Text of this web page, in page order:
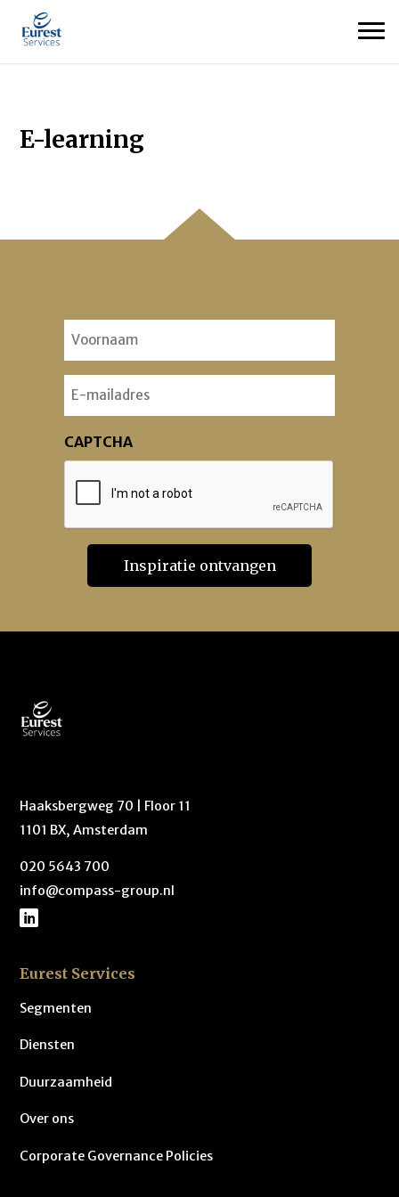
E-learning
Voornaam
Email
CAPTCHA
Haaksbergweg 70 | Floor 11
1101 BX, Amsterdam
020 5643 700
info@compass-group.nl
Eurest Services
Segmenten
Diensten
Duurzaamheid
Over ons
Corporate Governance Policies